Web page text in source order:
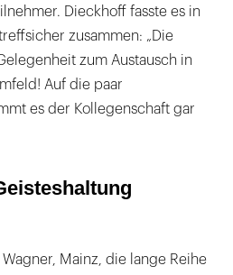
Dieckhoff fasste es in
zusammen: „Die
zum Austausch in
Auf die paar
es der Kollegenschaft gar
Mainz, die lange Reihe